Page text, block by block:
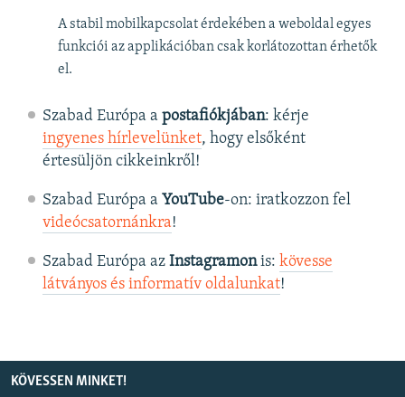
A stabil mobilkapcsolat érdekében a weboldal egyes
funkciói az applikációban csak korlátozottan érhetők
el.
Szabad Európa a postafiókjában: kérje
ingyenes hírlevelünket, hogy elsőként
értesüljön cikkeinkről!
Szabad Európa a YouTube-on: iratkozzon fel
videócsatornánkra!
Szabad Európa az Instagramonis: kövesse
látványos és informatív oldalunkat! ​
KÖVESSEN MINKET!